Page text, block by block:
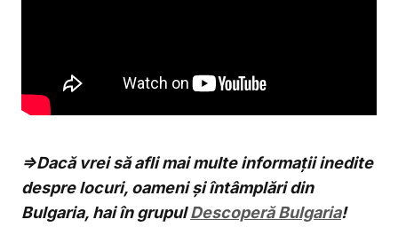
=>Dacă vrei să afli mai multe informații inedite
despre locuri, oameni și întâmplări din
Bulgaria, hai în grupulDescoperă Bulgaria!